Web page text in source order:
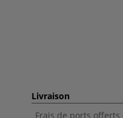
Livraison
Frais de ports offerts